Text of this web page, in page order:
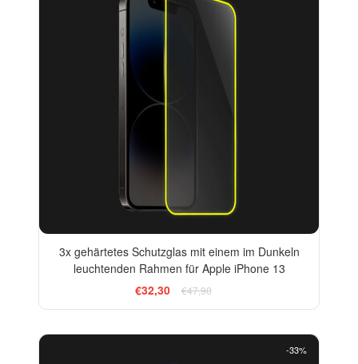
3x gehärtetes Schutzglas mit einem im Dunkeln
leuchtenden Rahmen für Apple iPhone 13
€32,30
€47,90
-33%